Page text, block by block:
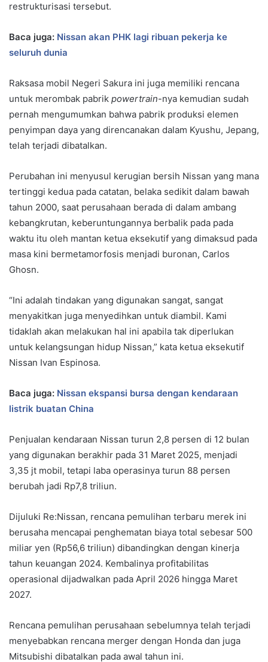
restrukturisasi tersebut.
Baca juga: Nissan akan PHK lagi ribuan pekerja ke
seluruh dunia
Raksasa mobil Negeri Sakura ini juga memiliki rencana
untuk merombak pabrik powertrain-nya kemudian sudah
pernah mengumumkan bahwa pabrik produksi elemen
penyimpan daya yang direncanakan dalam Kyushu, Jepang,
telah terjadi dibatalkan.
Perubahan ini menyusul kerugian bersih Nissan yang mana
tertinggi kedua pada catatan, belaka sedikit dalam bawah
tahun 2000, saat perusahaan berada di dalam ambang
kebangkrutan, keberuntungannya berbalik pada pada
waktu itu oleh mantan ketua eksekutif yang dimaksud pada
masa kini bermetamorfosis menjadi buronan, Carlos
Ghosn.
“Ini adalah tindakan yang digunakan sangat, sangat
menyakitkan juga menyedihkan untuk diambil. Kami
tidaklah akan melakukan hal ini apabila tak diperlukan
untuk kelangsungan hidup Nissan,” kata ketua eksekutif
Nissan Ivan Espinosa.
Baca juga: Nissan ekspansi bursa dengan kendaraan
listrik buatan China
Penjualan kendaraan Nissan turun 2,8 persen di 12 bulan
yang digunakan berakhir pada 31 Maret 2025, menjadi
3,35 jt mobil, tetapi laba operasinya turun 88 persen
berubah jadi Rp7,8 triliun.
Dijuluki Re:Nissan, rencana pemulihan terbaru merek ini
berusaha mencapai penghematan biaya total sebesar 500
miliar yen (Rp56,6 triliun) dibandingkan dengan kinerja
tahun keuangan 2024. Kembalinya profitabilitas
operasional dijadwalkan pada April 2026 hingga Maret
2027.
Rencana pemulihan perusahaan sebelumnya telah terjadi
menyebabkan rencana merger dengan Honda dan juga
Mitsubishi dibatalkan pada awal tahun ini.